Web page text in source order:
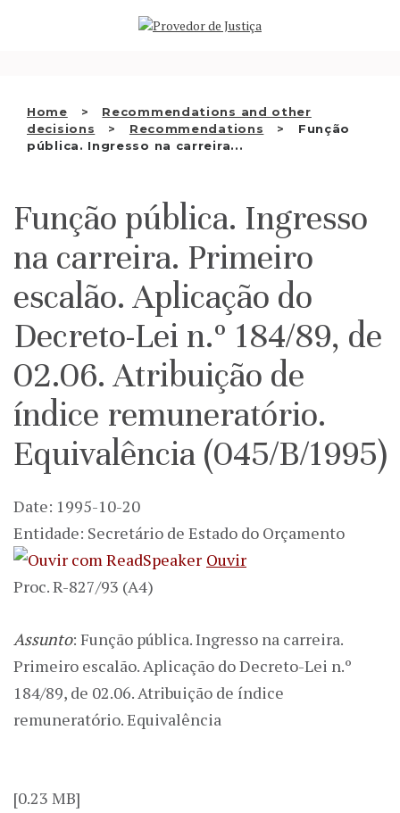
Home
Recommendations and other
decisions
Recommendations
Função
pública. Ingresso na carreira...
WHO WE ARE
NATIONAL HUMAN
RIGHTS INSTITUTION
ACCREDITATION AS
NHRI
EN
Função pública. Ingresso
na carreira. Primeiro
escalão. Aplicação do
Decreto-Lei n.º 184/89, de
02.06. Atribuição de
índice remuneratório.
Equivalência (045/B/1995)
Date: 1995-10-20
Entidade: Secretário de Estado do Orçamento
Ouvir
Proc. R-827/93 (A4)
Assunto: Função pública. Ingresso na carreira.
Primeiro escalão. Aplicação do Decreto-Lei n.º
184/89, de 02.06. Atribuição de índice
remuneratório. Equivalência
[0.23 MB]